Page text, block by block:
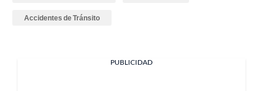
Accidentes de Tránsito
PUBLICIDAD